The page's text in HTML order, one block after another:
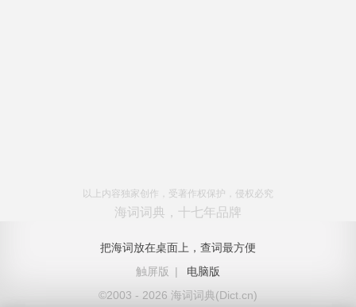
以上内容独家创作，受著作权保护，侵权必究
海词词典，十七年品牌
把海词放在桌面上，查词最方便
触屏版
|
电脑版
©2003 - 2026 海词词典(Dict.cn)